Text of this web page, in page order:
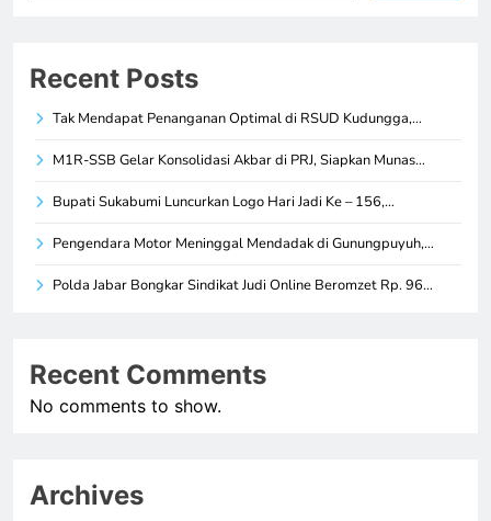
Recent Posts
Tak Mendapat Penanganan Optimal di RSUD Kudungga,…
M1R-SSB Gelar Konsolidasi Akbar di PRJ, Siapkan Munas…
Bupati Sukabumi Luncurkan Logo Hari Jadi Ke – 156,…
Pengendara Motor Meninggal Mendadak di Gunungpuyuh,…
Polda Jabar Bongkar Sindikat Judi Online Beromzet Rp. 96…
Recent Comments
No comments to show.
Archives